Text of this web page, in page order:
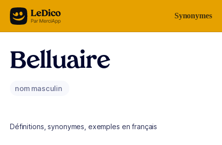
Aller au contenu Synonymes
Belluaire
nom masculin
Définitions, synonymes, exemples en français